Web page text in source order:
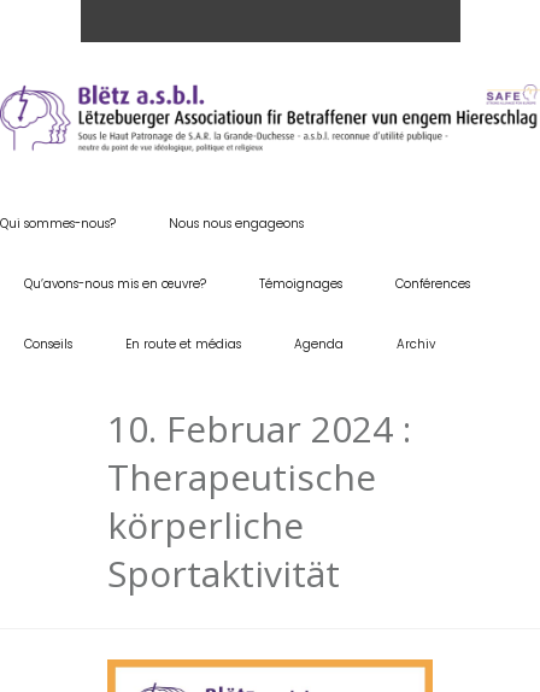
Qui sommes-nous? Nous nous engageons
Qu’avons-nous mis en œuvre? Témoignages Conférences
Conseils En route et médias Agenda Archiv
10. Februar 2024 :
Therapeutische
körperliche
Sportaktivität